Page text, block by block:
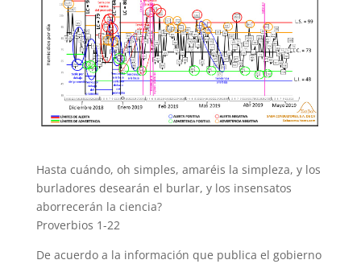
Hasta cuándo, oh simples, amaréis la simpleza, y los
burladores desearán el burlar, y los insensatos
aborrecerán la ciencia?
Proverbios 1-22
De acuerdo a la información que publica el gobierno